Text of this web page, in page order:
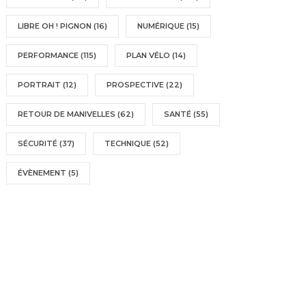
LIBRE OH ! PIGNON (16) NUMÉRIQUE (15)
PERFORMANCE (115) PLAN VÉLO (14)
PORTRAIT (12) PROSPECTIVE (22)
RETOUR DE MANIVELLES (62) SANTÉ (55)
SÉCURITÉ (37) TECHNIQUE (52)
ÉVÈNEMENT (5)